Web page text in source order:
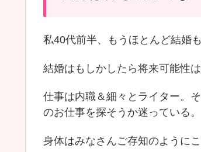
私40代前半、もうほとんど結婚
結婚はもしかしたら将来可能性
仕事は内職＆細々とライター。
のお仕事を探そうか迷っている。
身体はみなさんご存知のようにこ